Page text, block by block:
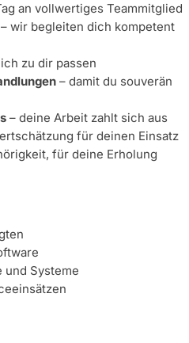
an vollwertiges Teammitglied
– wir begleiten dich kompetent
zu dir passen
– damit du souverän
– deine Arbeit zahlt sich aus
für deinen Einsatz
für deine Erholung
und Systeme